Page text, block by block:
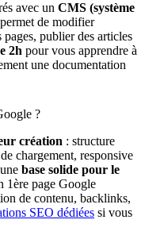
avec un CMS (système
de modifier
publier des articles
2h pour vous apprendre à
une documentation
?
création : structure
chargement, responsive
base solide pour le
1ère page Google
de contenu, backlinks,
SEO dédiées si vous